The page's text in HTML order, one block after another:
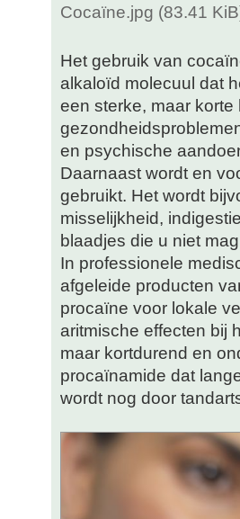
Cocaïne.jpg (83.41
Het gebruik van
alkaloïd molecuul dat
een sterke, maar
en psychische
Daarnaast wordt en
gebruikt. Het wordt
misselijkheid,
blaadjes die u niet
In professionele
afgeleide producten
procaïne voor lokale
aritmische effecten bij
maar kortdurend en
procaïnamide dat
wordt nog door